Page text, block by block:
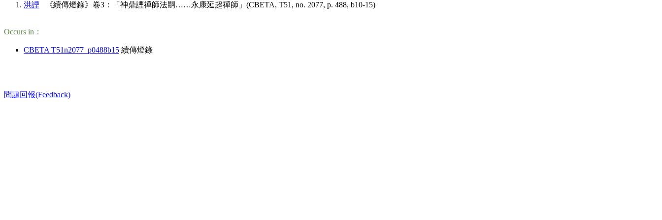
洪諲 《續傳燈錄》卷3：「神鼎諲禪師法嗣……永康延超禪師」(CBETA, T51, no. 2077, p. 488, b10-15)
Occurs in：
CBETA T51n2077_p0488b15 續傳燈錄
問題回報(Feedback)